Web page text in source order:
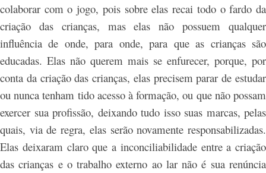
colaborar com o jogo, pois sobre elas recai todo o fardo da
criação das crianças, mas elas não possuem qualquer
influência de onde, para onde, para que as crianças são
educadas. Elas não querem mais se enfurecer, porque, por
conta da criação das crianças, elas precisem parar de estudar
ou nunca tenham tido acesso à formação, ou que não possam
exercer sua profissão, deixando tudo isso suas marcas, pelas
quais, via de regra, elas serão novamente responsabilizadas.
Elas deixaram claro que a inconciliabilidade entre a criação
das crianças e o trabalho externo ao lar não é sua renúncia